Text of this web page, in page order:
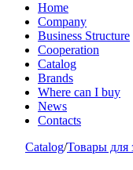
Home
Company
Business Structure
Cooperation
Catalog
Brands
Where can I buy
News
Contacts
Catalog/Товары для